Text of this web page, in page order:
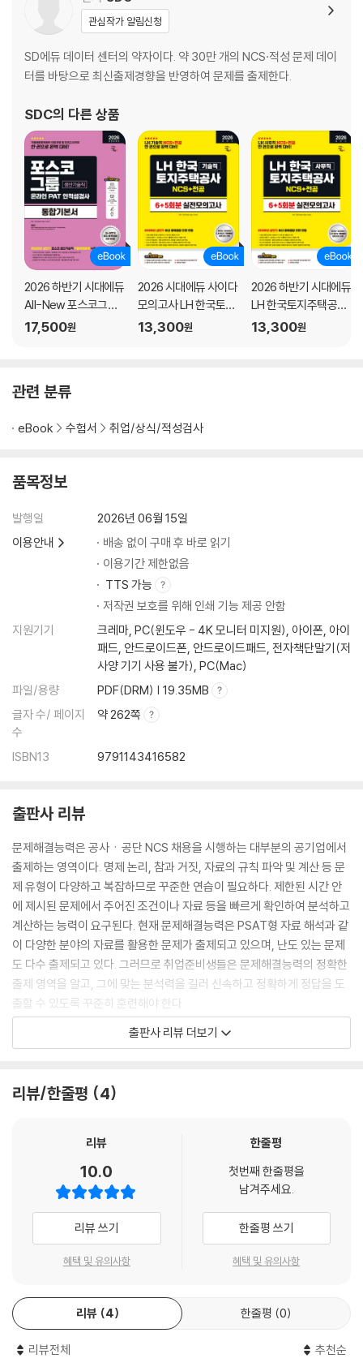
TOPIC 09 코딩의 응용
●PART 2 적용
CHAPTER 01 계산형
TOPIC 11 타당성 조사
TOPIC 12 요금의 계산
TOPIC 13 급여액의 결정
TOPIC 14 할인
TOPIC 15 인사평정
CHAPTER 02 스포츠 경기
TOPIC 16 승점의 계산
TOPIC 17 조편성
TOPIC 18 토너먼트전
TOPIC 19 리그전
TOPIC 20 시각화된 규칙
CHAPTER 03 기타유형
TOPIC 22 날짜의 선정
TOPIC 23 완료일의 계산
TOPIC 26 범위의 제시
●PART 3 퍼즐
CHAPTER 01 논리퀴즈
TOPIC 28 조건식의 활용
TOPIC 29 모순관계(1) - 하나만 참 / 거짓
CHAPTER 02 논리퍼즐
TOPIC 32 원형 배치
TOPIC 33 짝짓기(2항목)
TOPIC 34 짝짓기(3항목)
TOPIC 35 입체적 배치
TOPIC 36 숫자들의 관계를 이용한 게임
TOPIC 38 불확정적인 상황에서의 문제해결
TOPIC 39 규칙성을 가지는 숫자
●PART 4 모듈형
TOPIC 40 3C와 SWOT
TOPIC 41 문제의 종류
TOPIC 42 분석적 사고와 제3자를 통한 문제해결 방법
TOPIC 43 논리적 사고의 개발 방법
TOPIC 44 문제처리능력
TOPIC 46 논리적 오류의 종류
TOPIC 48 시간낭비와 시간관리
TOPIC 49 직접비용과 간접비용
관심작가 알림신청
SD에듀 데이터 센터의 약자이다. 약 30만 개의 NCS·적성 문제 데이
터를 바탕으로 최신출제경향을 반영하여 문제를 출제한다.
SDC의 다른 상품
2026 하반기 시대에듀
All-New 포스코그룹
온라인 PAT 생산기술
17,500원
2026 시대에듀 사이다
모의고사 LH 한국토지
주택공사 기술직 NCS
13,300원
2026 하반기 시대에듀
LH 한국토지주택공사
사무직 NCS&전공 실
13,300원
관련 분류
eBook 수험서 취업/상식/적성검사
품목정보
발행일
2026년 06월 15일
이용안내
배송 없이 구매 후 바로 읽기
이용기간 제한없음
TTS 가능
저작권 보호를 위해 인쇄 기능 제공 안함
지원기기
크레마, PC(윈도우 - 4K 모니터 미지원), 아이폰, 아이
패드, 안드로이드폰, 안드로이드패드, 전자책단말기(저
사양 기기 사용 불가), PC(Mac)
파일/용량
PDF(DRM) | 19.35MB
글자 수/ 페이지
수
약 262쪽
ISBN13 9791143416582
출판사 리뷰
문제해결능력은 공사ㆍ공단 NCS 채용을 시행하는 대부분의 공기업에서
출제하는 영역이다. 명제 논리, 참과 거짓, 자료의 규칙 파악 및 계산 등 문
제 유형이 다양하고 복잡하므로 꾸준한 연습이 필요하다. 제한된 시간 안
에 제시된 문제에서 주어진 조건이나 자료 등을 빠르게 확인하여 분석하고
계산하는 능력이 요구된다. 현재 문제해결능력은 PSAT형 자료 해석과 같
이 다양한 분야의 자료를 활용한 문제가 출제되고 있으며, 난도 있는 문제
도 다수 출제되고 있다. 그러므로 취업준비생들은 문제해결능력의 정확한
출제 영역을 알고, 그에 맞는 분석력을 길러 신속하고 정확하게 정답을 도
출할 수 있도록 꾸준히 훈련해야 한다.
공사ㆍ공단 합격을 위해 시대에듀에서는 공기업 채용에 대비해 『시대에
해결능력 출제경향을 확인할 수 있도록 하였다. 또한 50가지 토픽별 유형
을 기를 수 있도록 하였으며, 온라인 모의고사를 제공하여 실제 시험을 보
출판사 리뷰 더보기
리뷰/한줄평 4
리뷰
10.0
리뷰 쓰기
혜택 및 유의사항
한줄평
첫번째 한줄평을
남겨주세요.
한줄평 쓰기
혜택 및 유의사항
리뷰 4 한줄평 0
리뷰전체 추천순